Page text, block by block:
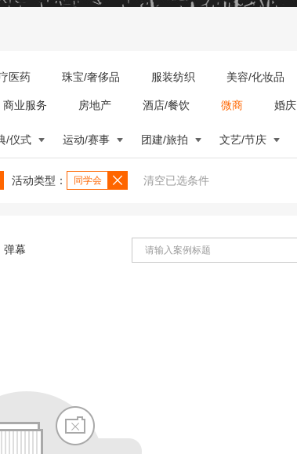
医药 珠宝/奢侈品 服装纺织 美容/化妆品
商业服务 房地产 酒店/餐饮 微商 婚庆
/仪式 运动/赛事 团建/旅拍 文艺/节庆
活动类型： 同学会 清空已选条件
弹幕